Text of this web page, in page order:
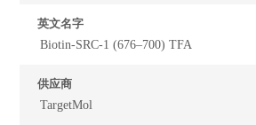
英文名字
Biotin-SRC-1 (676–700) TFA
供应商
TargetMol